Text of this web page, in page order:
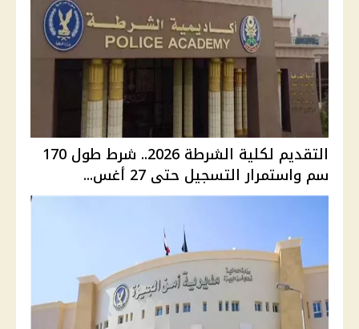
التقديم لكلية الشرطة 2026.. شرط طول 170
سم واستمرار التسجيل حتى 27 أغس...